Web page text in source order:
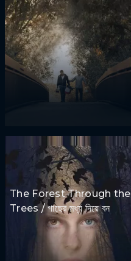
The Forest Through the
Trees / গাছের মধ্য দিয়ে বন